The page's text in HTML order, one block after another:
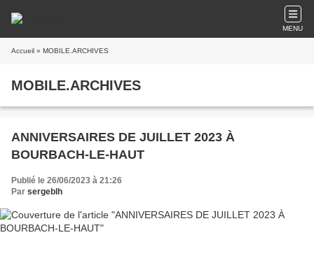
MENU
Accueil » MOBILE.ARCHIVES
MOBILE.ARCHIVES
ANNIVERSAIRES DE JUILLET 2023 À
BOURBACH-LE-HAUT
Publié le 26/06/2023 à 21:26
Par sergeblh